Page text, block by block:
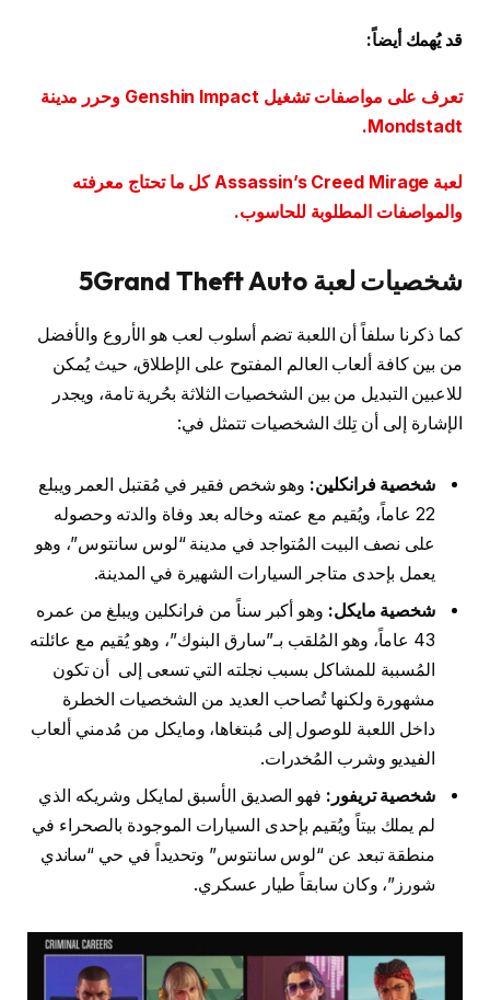
قد يُهمك أيضاً:
تعرف على مواصفات تشغيل Genshin Impact وحرر مدينة
Mondstadt.
لعبة Assassin’s Creed Mirage كل ما تحتاج معرفته
والمواصفات المطلوبة للحاسوب.
شخصيات لعبة 5Grand Theft Auto
كما ذكرنا سلفاً أن اللعبة تضم أسلوب لعب هو الأروع والأفضل
من بين كافة ألعاب العالم المفتوح على الإطلاق، حيث يُمكن
للاعبين التبديل من بين الشخصيات الثلاثة بحُرية تامة، ويجدر
الإشارة إلى أن تِلك الشخصيات تتمثل في:
شخصية فرانكلين: وهو شخص فقير في مُقتبل العمر ويبلع
22 عاماً، ويُقيم مع عمته وخاله بعد وفاة والدته وحصوله
على نصف البيت المُتواجد في مدينة “لوس سانتوس”، وهو
يعمل بإحدى متاجر السيارات الشهيرة في المدينة.
شخصية مايكل: وهو أكبر سناً من فرانكلين ويبلغ من عمره
43 عاماً، وهو المُلقب بـ”سارق البنوك”، وهو يُقيم مع عائلته
المُسببة للمشاكل بسبب نجلته التي تسعى إلى أن تكون
مشهورة ولكنها تُصاحب العديد من الشخصيات الخطرة
داخل اللعبة للوصول إلى مُبتغاها، ومايكل من مُدمني ألعاب
الفيديو وشرب المُخدرات.
شخصية تريفور: فهو الصديق الأسبق لمايكل وشريكه الذي
لم يملك بيتاً ويُقيم بإحدى السيارات الموجودة بالصحراء في
منطقة تبعد عن “لوس سانتوس” وتحديداً في حي “ساندي
شورز”، وكان سابقاً طيار عسكري.